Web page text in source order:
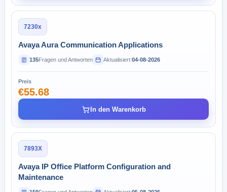
7230x
Avaya Aura Communication Applications
135Fragen und Antworten Aktualisiert:04-08-2026
Preis
€55.68
In den Warenkorb
7893X
Avaya IP Office Platform Configuration and
Maintenance